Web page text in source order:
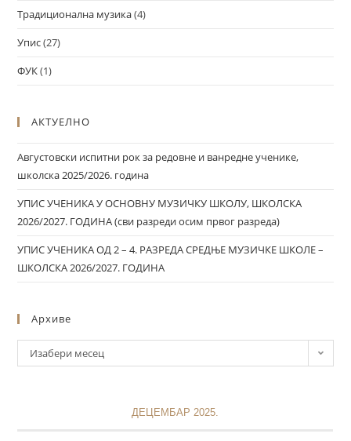
Традиционална музика(4)
Упис(27)
ФУК(1)
АКТУЕЛНО
Августовски испитни рок за редовне и ванредне ученике,
школска 2025/2026. година
УПИС УЧЕНИКА У ОСНОВНУ МУЗИЧКУ ШКОЛУ, ШКОЛСКА
2026/2027. ГОДИНА (сви разреди осим првог разреда)
УПИС УЧЕНИКА ОД 2 – 4. РАЗРЕДА СРЕДЊЕ МУЗИЧКЕ ШКОЛЕ –
ШКОЛСКА 2026/2027. ГОДИНА
Архиве
Изабери месец
ДЕЦЕМБАР 2025.